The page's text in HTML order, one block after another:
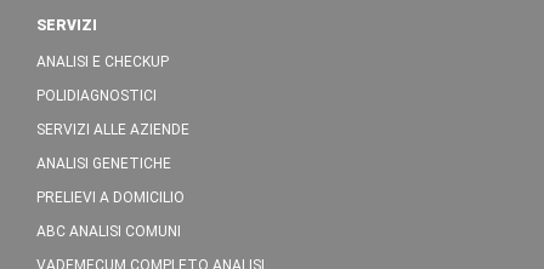
SERVIZI
ANALISI E CHECKUP
POLIDIAGNOSTICI
SERVIZI ALLE AZIENDE
ANALISI GENETICHE
PRELIEVI A DOMICILIO
ABC ANALISI COMUNI
VADEMECUM COMPLETO ANALISI